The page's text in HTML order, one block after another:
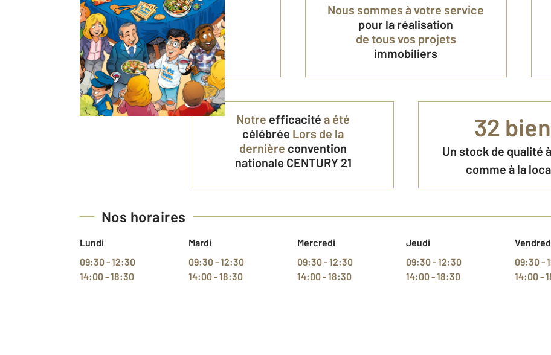
9,1 / 10
Voir les 358 avis
Nous sommes à votre service
pour la réalisation
de tous vos projets
immobiliers
Notre efficacité a été
célébrée Lors de la
dernière convention
nationale CENTURY 21
32
Un stock de qualité
comme à la
Nos horaires
Lundi
09:30 - 12:30
14:00 - 18:30
Mardi
09:30 - 12:30
14:00 - 18:30
Mercredi
09:30 - 12:30
14:00 - 18:30
Jeudi
09:30 - 12:30
14:00 - 18:30
09:30 -
14:00 -